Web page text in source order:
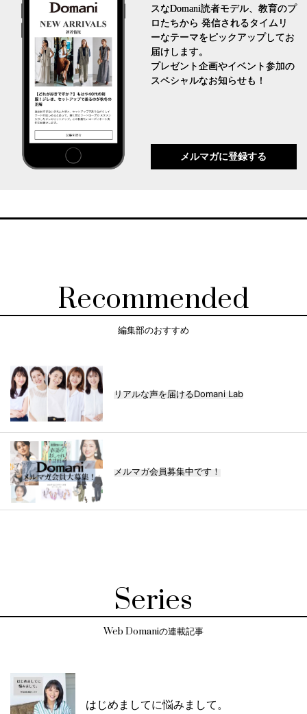
スなDomani読者モデル、教育のプ
ロたちから 発信されるタイムリ
ーなテーマをピックアップしてお
届けします。
プレゼント企画やイベント参加の
スペシャルなお知らせも！
メルマガに登録する
Recommended
編集部のおすすめ
リアルな声を届けるDomani Lab
メルマガ会員募集中です！
Series
Web Domaniの連載記事
はじめましてに悩みまして。